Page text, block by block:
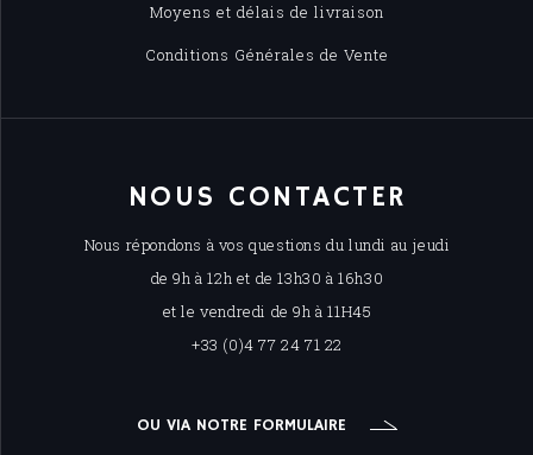
Moyens et délais de livraison
Conditions Générales de Vente
NOUS CONTACTER
Nous répondons à vos questions du lundi au jeudi
de 9h à 12h et de 13h30 à 16h30
et le vendredi de 9h à 11H45
+33 (0)4 77 24 71 22
OU VIA NOTRE FORMULAIRE